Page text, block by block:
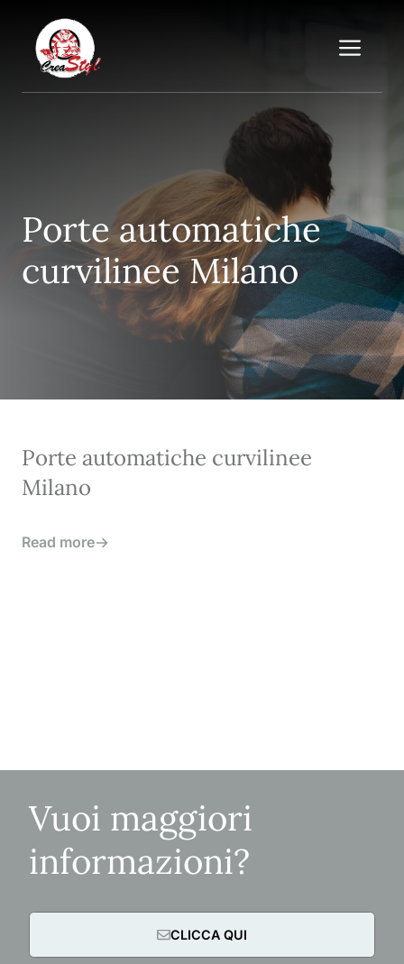
contenuto
Porte automatiche
curvilinee Milano
Porte automatiche curvilinee
Milano
Read more
Vuoi maggiori
informazioni?
CLICCA QUI